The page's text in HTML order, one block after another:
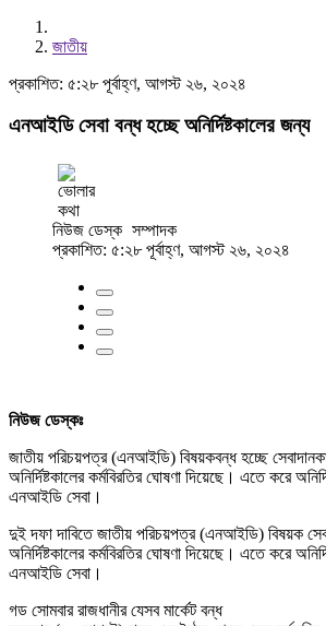
জাতীয়
প্রকাশিত: ৫:২৮ পূর্বাহ্ণ, আগস্ট ২৬, ২০২৪
এনআইডি সেবা বন্ধ হচ্ছে অনির্দিষ্টকালের জন্য
নিউজ ডেস্ক সম্পাদক
প্রকাশিত: ৫:২৮ পূর্বাহ্ণ, আগস্ট ২৬, ২০২৪
নিউজ ডেস্কঃ
জাতীয় পরিচয়পত্র (এনআইডি) বিষয়কবন্ধ হচ্ছে
অনির্দিষ্টকালের কর্মবিরতির ঘোষণা দিয়েছে। এতে করে
এনআইডি সেবা।
দুই দফা দাবিতে জাতীয় পরিচয়পত্র (এনআইডি) বিষয়ক
অনির্দিষ্টকালের কর্মবিরতির ঘোষণা দিয়েছে। এতে করে
এনআইডি সেবা।
গড সোমবার রাজধানীর যেসব মার্কেট বন্ধ